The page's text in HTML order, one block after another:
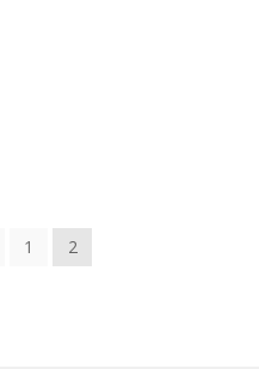
1 2